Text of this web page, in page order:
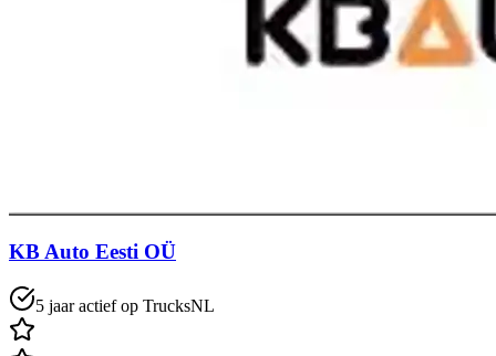
KB Auto Eesti OÜ
5 jaar actief op TrucksNL